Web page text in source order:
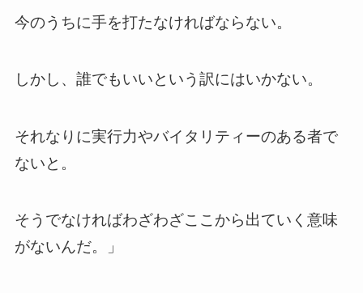
今のうちに手を打たなければならない。
しかし、誰でもいいという訳にはいかない。
それなりに実行力やバイタリティーのある者で
ないと。
そうでなければわざわざここから出ていく意味
がないんだ。」